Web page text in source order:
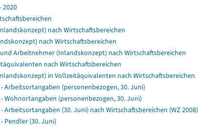
2020
nach Wirtschaftsbereichen
nach Wirtschaftsbereichen
Arbeitnehmer (Inlandskonzept) nach Wirtschaftsbereichen
nach Wirtschaftsbereichen
in Vollzeitäquivalenten nach Wirtschaftsbereichen
Arbeitsortangaben (personenbezogen, 30. Juni)
Wohnortangaben (personenbezogen, 30. Juni)
(30. Juni) nach Wirtschaftsbereichen (WZ 2008)
Pendler (30. Juni)